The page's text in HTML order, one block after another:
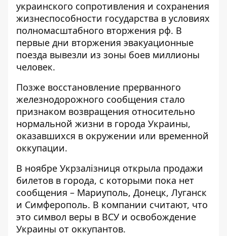
украинского сопротивления и сохранения
жизнеспособности государства в условиях
полномасштабного вторжения рф. В
первые дни вторжения эвакуационные
поезда вывезли из зоны боев миллионы
человек.
Позже восстановление прерванного
железнодорожного сообщения стало
признаком возвращения относительно
нормальной жизни в города Украины,
оказавшихся в окружении или временной
оккупации.
В ноябре Укрзалізниця открыла продажи
билетов в города, с которыми пока нет
сообщения – Мариуполь, Донецк, Луганск
и Симферополь. В компании считают, что
это символ веры в ВСУ и освобождение
Украины от оккупантов.